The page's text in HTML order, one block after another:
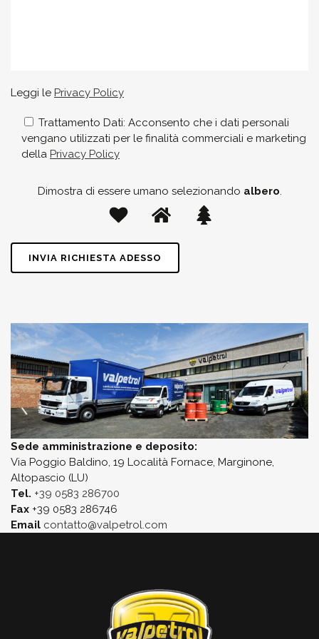
Leggi le Privacy Policy
Trattamento Dati: Acconsento che i dati personali
vengano utilizzati per le finalità commerciali e marketing
della Privacy Policy
Dimostra di essere umano selezionando albero.
Sede amministrazione e deposito:
Via Poggio Baldino, 19 Località Fornace, Marginone,
Altopascio (LU)
Tel. +39 0583 286700
Fax +39 0583 286746
Email contatto@valpetrol.com